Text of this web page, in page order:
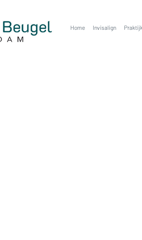
Home Invisalign Praktijk